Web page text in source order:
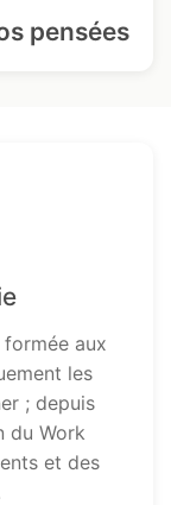
pensées
aux
les
; depuis
du Work
et des